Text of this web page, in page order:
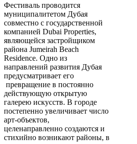
Фестиваль проводится
муниципалитетом Дубая
совместно с государственной
компанией Dubai Properties,
являющейся застройщиком
района Jumeirah Beach
Residence. Одно из
направлений развития Дубая
предусматривает его
превращение в постоянно
действующую открытую
галерею искусств. В городе
постепенно увеличивает число
арт-объектов,
целенаправленно создаются и
стихийно возникают районы, в